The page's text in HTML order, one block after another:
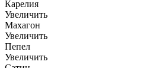
Карелия
Увеличить
Махагон
Увеличить
Пепел
Увеличить